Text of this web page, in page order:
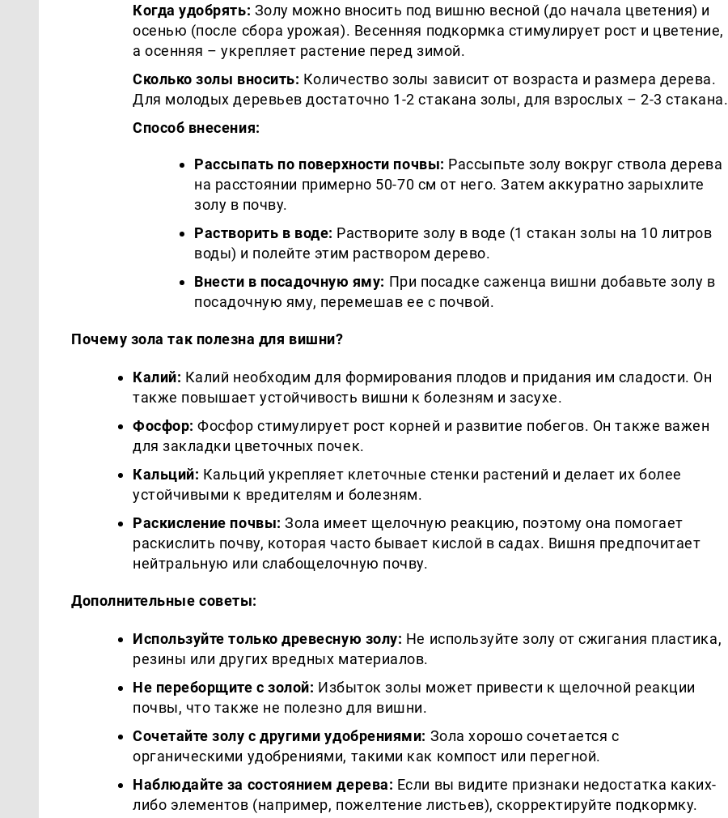
Когда удобрять: Золу можно вносить под вишню весной (до начала цветения) и
осенью (после сбора урожая). Весенняя подкормка стимулирует рост и цветение,
а осенняя – укрепляет растение перед зимой.
Сколько золы вносить: Количество золы зависит от возраста и размера дерева.
Для молодых деревьев достаточно 1-2 стакана золы, для взрослых – 2-3 стакана.
Способ внесения:
Рассыпать по поверхности почвы: Рассыпьте золу вокруг ствола дерева
на расстоянии примерно 50-70 см от него. Затем аккуратно зарыхлите
золу в почву.
Растворить в воде: Растворите золу в воде (1 стакан золы на 10 литров
воды) и полейте этим раствором дерево.
Внести в посадочную яму: При посадке саженца вишни добавьте золу в
посадочную яму, перемешав ее с почвой.
Почему зола так полезна для вишни?
Калий: Калий необходим для формирования плодов и придания им сладости. Он
также повышает устойчивость вишни к болезням и засухе.
Фосфор: Фосфор стимулирует рост корней и развитие побегов. Он также важен
для закладки цветочных почек.
Кальций: Кальций укрепляет клеточные стенки растений и делает их более
устойчивыми к вредителям и болезням.
Раскисление почвы: Зола имеет щелочную реакцию, поэтому она помогает
раскислить почву, которая часто бывает кислой в садах. Вишня предпочитает
нейтральную или слабощелочную почву.
Дополнительные советы:
Используйте только древесную золу: Не используйте золу от сжигания пластика,
резины или других вредных материалов.
Не переборщите с золой: Избыток золы может привести к щелочной реакции
почвы, что также не полезно для вишни.
Сочетайте золу с другими удобрениями: Зола хорошо сочетается с
органическими удобрениями, такими как компост или перегной.
Наблюдайте за состоянием дерева: Если вы видите признаки недостатка каких-
либо элементов (например, пожелтение листьев), скорректируйте подкормку.